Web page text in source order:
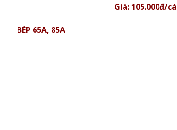
Giá: 105.000đ/
BÉP 65A, 85A